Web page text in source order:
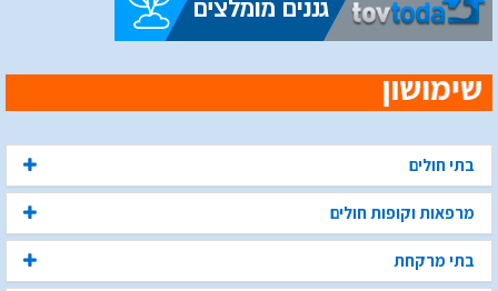
בתי חולים
מרפאות וקופות חולים
בתי מרקחת